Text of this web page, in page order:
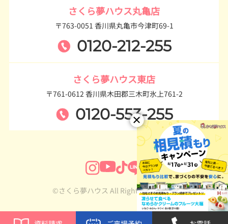
さくら夢ハウス丸亀店
〒763-0051 香川県丸亀市今津町69-1
0120-212-255
さくら夢ハウス東店
〒761-0612 香川県木田郡三木町氷上761-2
0120-553-255
©さくら夢ハウス All Rights Reserved.